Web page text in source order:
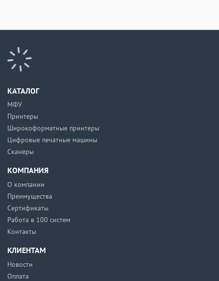
КАТАЛОГ
МФУ
Принтеры
Широкоформатные принтеры
Цифровые печатные машины
Сканеры
КОМПАНИЯ
О компании
Преимущества
Сертификаты
Работа в 100 систем
Контакты
КЛИЕНТАМ
Новости
Оплата